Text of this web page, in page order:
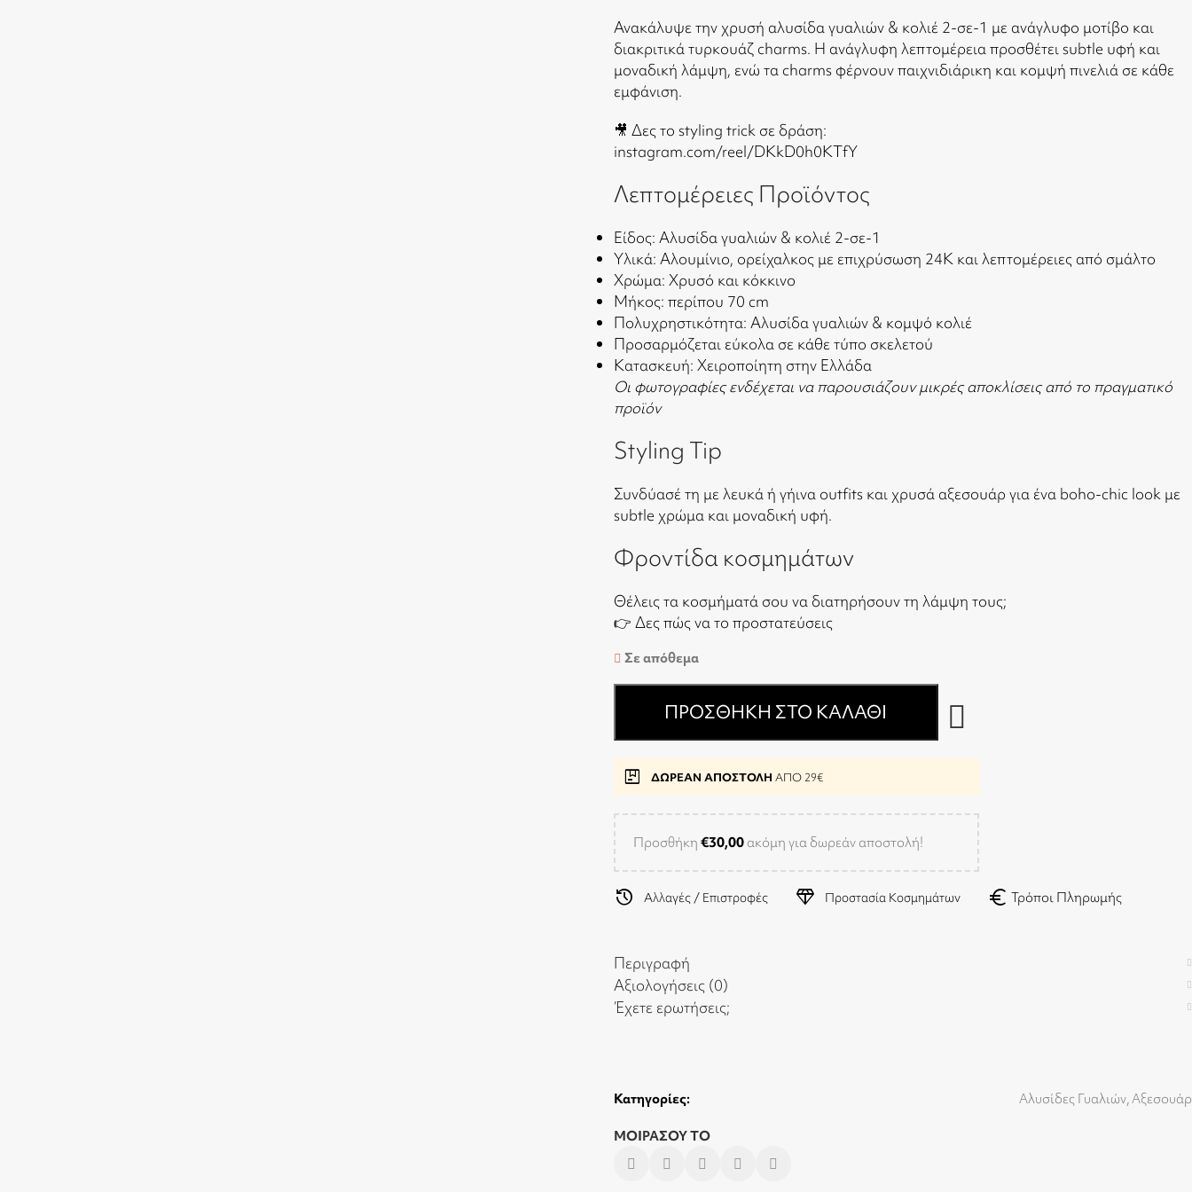
Ανακάλυψε την χρυσή αλυσίδα γυαλιών & κολιέ 2-σε-1 με ανάγλυφο μοτίβο και
διακριτικά τυρκουάζ charms. Η ανάγλυφη λεπτομέρεια προσθέτει subtle υφή και
μοναδική λάμψη, ενώ τα charms φέρνουν παιχνιδιάρικη και κομψή πινελιά σε κάθε
εμφάνιση.
🎥 Δες το styling trick σε δράση:
instagram.com/reel/DKkD0h0KTfY
Λεπτομέρειες Προϊόντος
Είδος: Αλυσίδα γυαλιών & κολιέ 2-σε-1
Υλικά: Αλουμίνιο, ορείχαλκος με επιχρύσωση 24Κ και λεπτομέρειες από σμάλτο
Χρώμα: Χρυσό και κόκκινο
Μήκος: περίπου 70 cm
Πολυχρηστικότητα: Αλυσίδα γυαλιών & κομψό κολιέ
Προσαρμόζεται εύκολα σε κάθε τύπο σκελετού
Κατασκευή: Χειροποίητη στην Ελλάδα
Οι φωτογραφίες ενδέχεται να παρουσιάζουν μικρές αποκλίσεις από το πραγματικό
προϊόν
Styling Tip
Συνδύασέ τη με λευκά ή γήινα outfits και χρυσά αξεσουάρ για ένα boho-chic look με
subtle χρώμα και μοναδική υφή.
Φροντίδα κοσμημάτων
Θέλεις τα κοσμήματά σου να διατηρήσουν τη λάμψη τους;
👉 Δες πώς να το προστατεύσεις
Σε απόθεμα
ΠΡΟΣΘΉΚΗ ΣΤΟ ΚΑΛΆΘΙ
package ΔΩΡΕΑΝ ΑΠΟΣΤΟΛΗ ΑΠΟ 29€
Προσθήκη €30,00 ακόμη για δωρεάν αποστολή!
history Αλλαγές / Επιστροφές diamond Προστασία Κοσμημάτων euro Τρόποι Πληρωμής
Περιγραφή
Αξιολογήσεις (0)
Έχετε ερωτήσεις;
Κατηγορίες: Αλυσίδες Γυαλιών,Αξεσουάρ
ΜΟΙΡΑΣΟΥ ΤΟ